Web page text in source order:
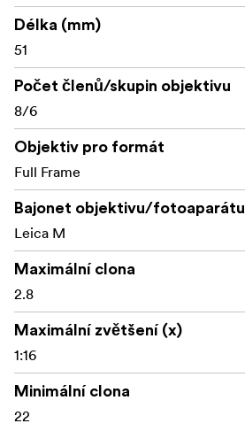
Délka (mm)
51
Počet členů/skupin objektivu
8/6
Objektiv pro formát
Full Frame
Bajonet objektivu/fotoaparátu
Leica M
Maximální clona
2.8
Maximální zvětšení (x)
1:16
Minimální clona
22